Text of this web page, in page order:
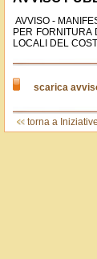
AVVISO -
PER FORNITURA
LOCALI DEL
scarica
torna a